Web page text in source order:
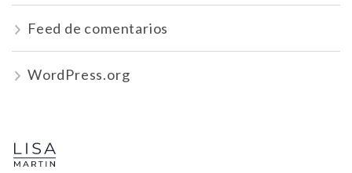
Feed de comentarios
WordPress.org